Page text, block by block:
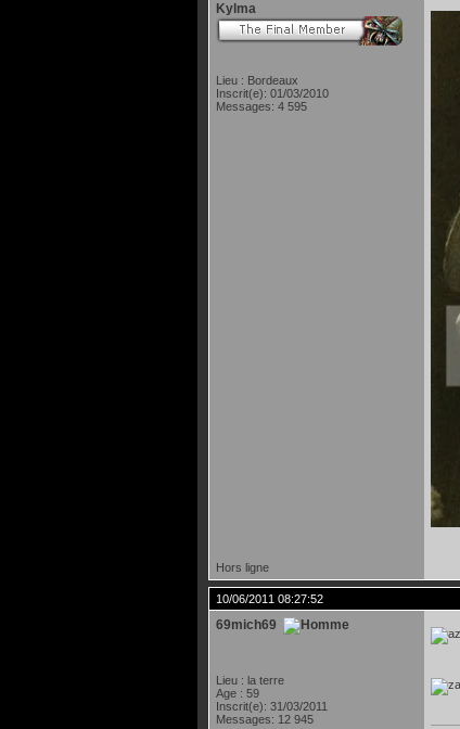
Kylma
Lieu : Bordeaux
Inscrit(e): 01/03/2010
Messages: 4 595
Hors ligne
10/06/2011 08:27:52
69mich69
Lieu : la terre
Age : 59
Inscrit(e): 31/03/2011
Messages: 12 945